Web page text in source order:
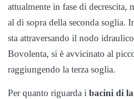
attualmente in fase di decrescita,
al di sopra della seconda soglia.
sta attraversando il nodo
Bovolenta, si è avvicinato al
raggiungendo la terza soglia.
Per quanto riguarda i bacini di